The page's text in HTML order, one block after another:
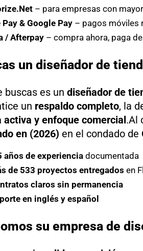
– para empresas con
& Google Pay – pagos móviles
/ Afterpay – compra ahora, paga
un diseñador de
buscas es un diseñador de
un respaldo completo, la
activa y enfoque comercial.Al
en (2026) en el condado de
años de experienciadocumentada
de 533 proyectos entregados en
claros sin permanencia
en inglés y español
su empresa de